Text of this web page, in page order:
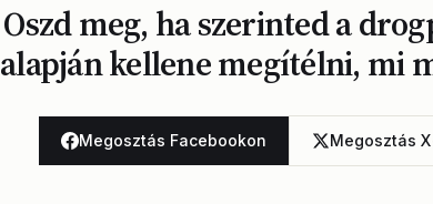
Oszd meg, ha szerinted a
alapján kellene megítélni, mi
Megosztás Facebookon Megosztás